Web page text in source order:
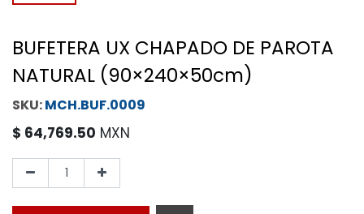
BUFETERA UX CHAPADO DE PAROTA
NATURAL (90×240×50cm)
MCH.BUF.0009
$ 64,769.50 MXN